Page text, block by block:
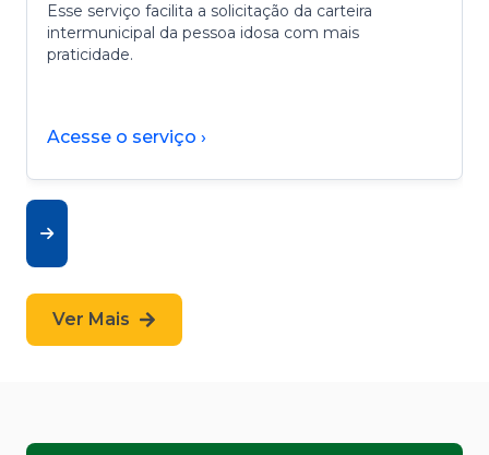
Esse serviço facilita a solicitação da carteira
intermunicipal da pessoa idosa com mais
praticidade.
Acesse o serviço ›
Ver Mais